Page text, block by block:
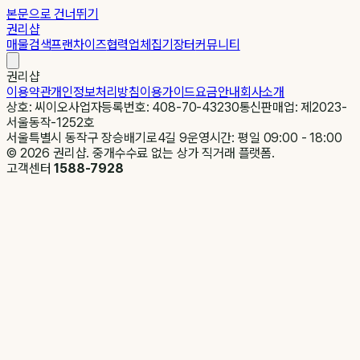
본문으로 건너뛰기
권리샵
매물검색프랜차이즈협력업체집기장터커뮤니티
권리샵
이용약관개인정보처리방침이용가이드요금안내회사소개
상호: 씨이오사업자등록번호: 408-70-43230통신판매업: 제2023-
서울동작-1252호
서울특별시 동작구 장승배기로4길 9운영시간: 평일 09:00 - 18:00
© 2026 권리샵. 중개수수료 없는 상가 직거래 플랫폼.
고객센터1588-7928